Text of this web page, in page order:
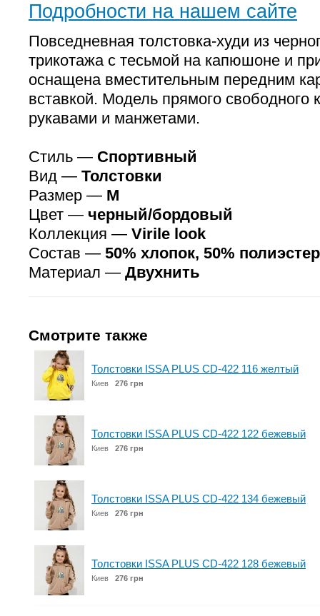
Подробности на нашем сайте
Повседневная толстовка-худи из
трикотажа с тесьмой на капюшоне и
оснащена вместительным передним
вставкой. Модель прямого свободного
рукавами и манжетами.
Стиль — Спортивный
Вид — Толстовки
Размер — M
Цвет — черный/бордовый
Коллекция — Virile look
Состав — 50% хлопок, 50% полиэстер
Материал — Двухнить
Смотрите также
Толстовки ISSA PLUS CD-422 116 желтый
Киев 276 грн
Толстовки ISSA PLUS CD-422 122 бежевый
Киев 276 грн
Толстовки ISSA PLUS CD-422 134 бежевый
Киев 276 грн
Толстовки ISSA PLUS CD-422 128 бежевый
Киев 276 грн